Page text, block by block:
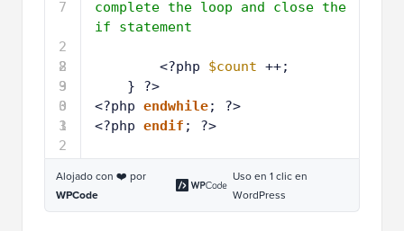
7
2
8
2
9
3
0
3
1
3
2
complete the loop and close the
if statement
<?php $count ++;
} ?>
<?php endwhile; ?>
<?php endif ; ?>
Alojado con ❤️ por
WPCode
Uso en 1 clic en
WordPress